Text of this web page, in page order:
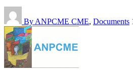
By ANPCME CME, Documents